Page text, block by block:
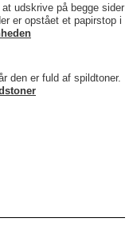
udskrive på begge sider
er opstået et papirstop i
den er fuld af spildtoner.